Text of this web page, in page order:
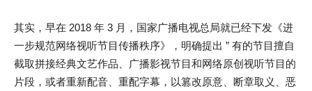
其实，早在 2018 年 3 月，国家广播电视总局就已经下发《进
一步规范网络视听节目传播秩序》，明确提出 ” 有的节目擅自
截取拼接经典文艺作品、广播影视节目和网络原创视听节目的
片段，或者重新配音、重配字幕，以篡改原意、断章取义、恶